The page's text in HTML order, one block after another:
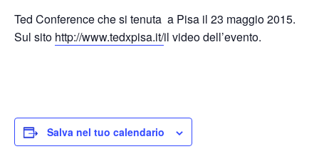
Ted Conference che si tenuta a Pisa il 23 maggio 2015.
Sul sito http://www.tedxpisa.it/il video dell’evento.
Salva nel tuo calendario